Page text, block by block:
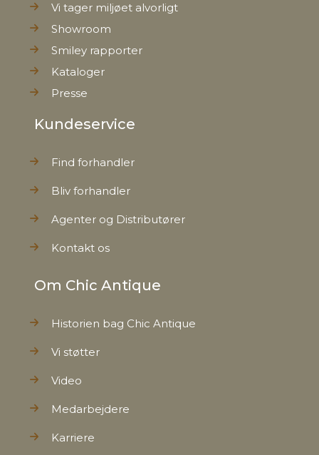
Vi tager miljøet alvorligt
Showroom
Smiley rapporter
Kataloger
Presse
Kundeservice
Find forhandler
Bliv forhandler
Agenter og Distributører
Kontakt os
Om Chic Antique
Historien bag Chic Antique
Vi støtter
Video
Medarbejdere
Karriere